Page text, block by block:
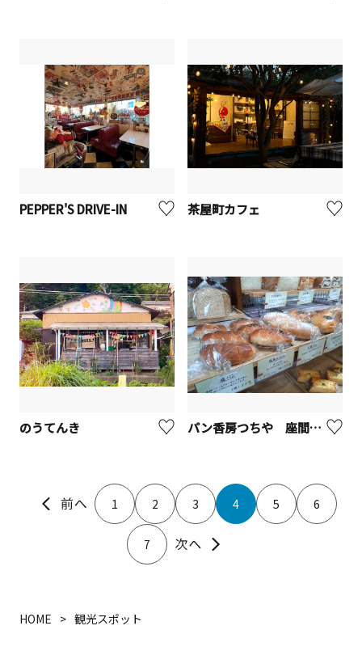
PEPPER'S DRIVE-IN 茶屋町カフェ
のうてんき パン香房つちや 座間立野台店【座間市】
1 2 3 4 5 6
7
HOME 観光スポット